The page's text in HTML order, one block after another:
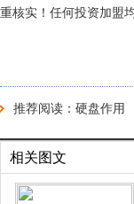
重核实！任何投资加盟
推荐阅读： 硬盘作用
相关图文